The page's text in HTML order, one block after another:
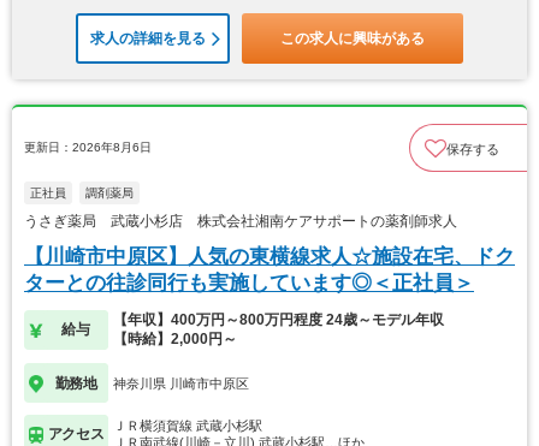
求人の詳細を見る この求人に興味がある
更新日：2026年8月6日 保存する
正社員 調剤薬局
うさぎ薬局 武蔵小杉店 株式会社湘南ケアサポートの薬剤師求人
【川崎市中原区】人気の東横線求人☆施設在宅、ドク
ターとの往診同行も実施しています◎＜正社員＞
給与
【年収】400万円～800万円程度 24歳～モデル年収
【時給】2,000円～
勤務地 神奈川県 川崎市中原区
アクセス
ＪＲ横須賀線 武蔵小杉駅
ＪＲ南武線(川崎－立川) 武蔵小杉駅…ほか